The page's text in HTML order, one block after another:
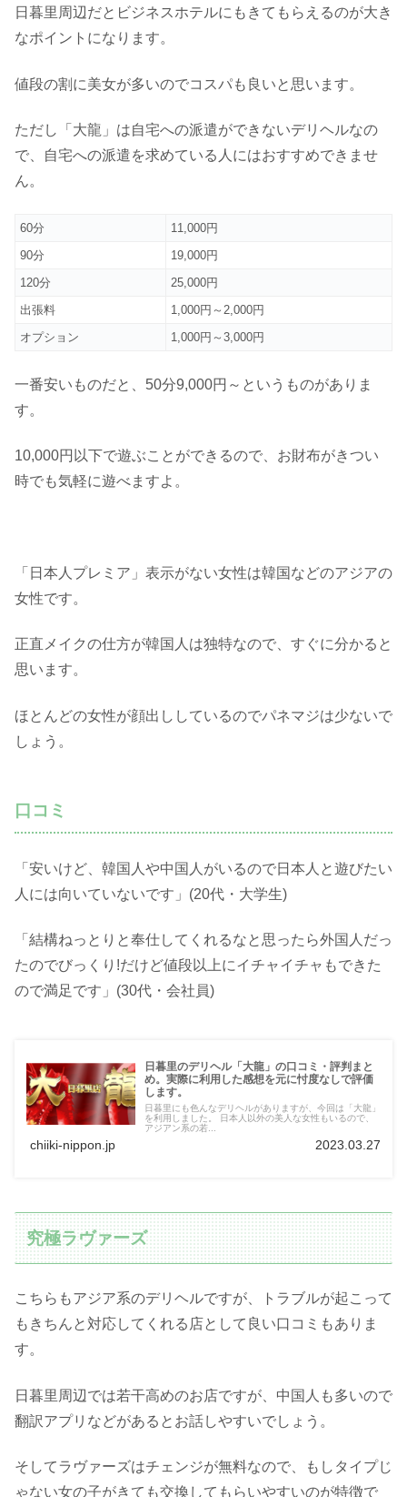
日暮里周辺だとビジネスホテルにもきてもらえるのが大き
なポイントになります。
値段の割に美女が多いのでコスパも良いと思います。
ただし「大龍」は自宅への派遣ができないデリヘルなの
で、自宅への派遣を求めている人にはおすすめできませ
ん。
60分
11,000円
90分
19,000円
120分
25,000円
出張料
1,000円～2,000円
オプション
1,000円～3,000円
一番安いものだと、50分9,000円～というものがありま
す。
10,000円以下で遊ぶことができるので、お財布がきつい
時でも気軽に遊べますよ。
「日本人プレミア」表示がない女性は韓国などのアジアの
女性です。
正直メイクの仕方が韓国人は独特なので、すぐに分かると
思います。
ほとんどの女性が顔出ししているのでパネマジは少ないで
しょう。
口コミ
「安いけど、韓国人や中国人がいるので日本人と遊びたい
人には向いていないです」(20代・大学生)
「結構ねっとりと奉仕してくれるなと思ったら外国人だっ
たのでびっくり!だけど値段以上にイチャイチャもできた
ので満足です」(30代・会社員)
日暮里のデリヘル「大龍」の口コミ・評判まと
め。実際に利用した感想を元に忖度なしで評価
します。
日暮里にも色んなデリヘルがありますが、今回は「大龍」
を利用しました。 日本人以外の美人な女性もいるので、
アジアン系の若...
chiiki-nippon.jp 2023.03.27
究極ラヴァーズ
こちらもアジア系のデリヘルですが、トラブルが起こって
もきちんと対応してくれる店として良い口コミもありま
す。
日暮里周辺では若干高めのお店ですが、中国人も多いので
翻訳アプリなどがあるとお話しやすいでしょう。
そしてラヴァーズはチェンジが無料なので、もしタイプじ
ゃない女の子がきても交換してもらいやすいのが特徴で